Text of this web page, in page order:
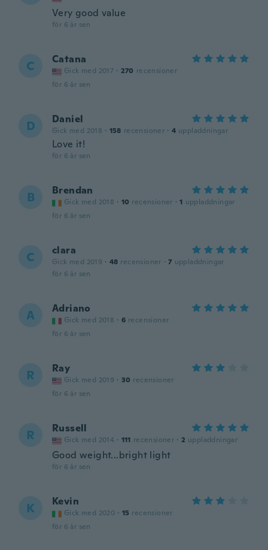
Very good value
för 6 år sen
C Catana
Gick med 2017 · 270 recensioner
för 6 år sen
D Daniel
Gick med 2018 · 158 recensioner · 4 uppladdningar
Love it!
för 6 år sen
B Brendan
Gick med 2018 · 10 recensioner · 1 uppladdningar
för 6 år sen
C clara
Gick med 2019 · 48 recensioner · 7 uppladdningar
för 6 år sen
A Adriano
Gick med 2018 · 6 recensioner
för 6 år sen
R Ray
Gick med 2019 · 30 recensioner
för 6 år sen
R Russell
Gick med 2014 · 111 recensioner · 2 uppladdningar
Good weight...bright light
för 6 år sen
K Kevin
Gick med 2020 · 15 recensioner
för 6 år sen